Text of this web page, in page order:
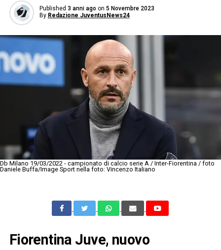
Published 3 anni ago on 5 Novembre 2023
By Redazione JuventusNews24
Db Milano 19/03/2022 - campionato di calcio serie A / Inter-Fiorentina / foto
Daniele Buffa/Image Sport nella foto: Vincenzo Italiano
Fiorentina Juve, nuovo